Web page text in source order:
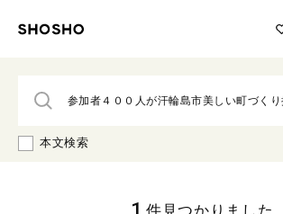
本文検索